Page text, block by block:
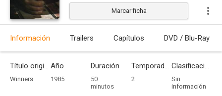
Marcar ficha
Información Trailers Capítulos DVD / Blu-Ray
Título original
Winners
Año
1985
Duración
50
minutos
Temporadas
2
Clasificación por edades
Sin
información